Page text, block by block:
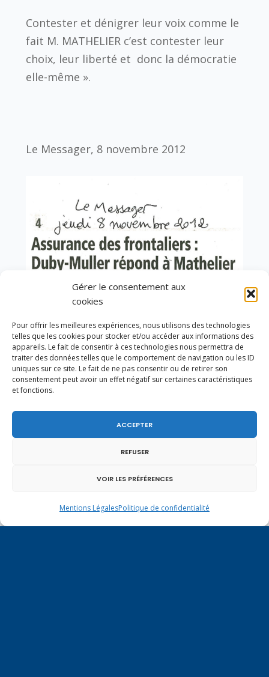
Gérer le consentement aux
cookies
Pour offrir les meilleures expériences, nous utilisons des technologies
telles que les cookies pour stocker et/ou accéder aux informations des
appareils. Le fait de consentir à ces technologies nous permettra de
traiter des données telles que le comportement de navigation ou les ID
uniques sur ce site. Le fait de ne pas consentir ou de retirer son
consentement peut avoir un effet négatif sur certaines caractéristiques
et fonctions.
ACCEPTER
REFUSER
VOIR LES PRÉFÉRENCES
Mentions LégalesPolitique de confidentialité
Contester et dénigrer leur voix comme le
fait M. MATHELIER c’est contester leur
choix, leur liberté et donc la démocratie
elle-même ».
Le Messager, 8 novembre 2012